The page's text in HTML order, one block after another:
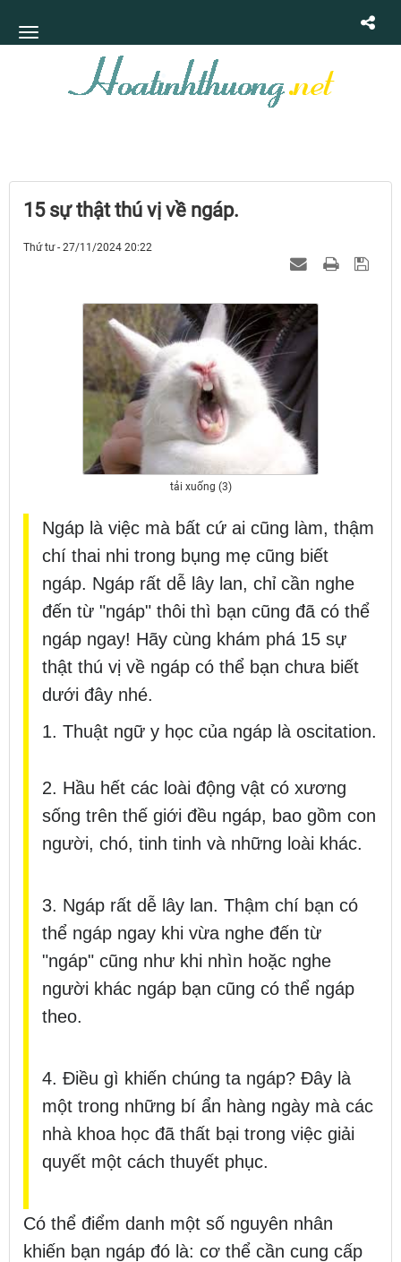
15 sự thật thú vị về ngáp.
Thứ tư - 27/11/2024 20:22
tải xuống (3)
Ngáp là việc mà bất cứ ai cũng làm, thậm
chí thai nhi trong bụng mẹ cũng biết
ngáp. Ngáp rất dễ lây lan, chỉ cần nghe
đến từ "ngáp" thôi thì bạn cũng đã có thể
ngáp ngay! Hãy cùng khám phá 15 sự
thật thú vị về ngáp có thể bạn chưa biết
dưới đây nhé.
1. Thuật ngữ y học của ngáp là oscitation.
2. Hầu hết các loài động vật có xương
sống trên thế giới đều ngáp, bao gồm con
người, chó, tinh tinh và những loài khác.
3. Ngáp rất dễ lây lan. Thậm chí bạn có
thể ngáp ngay khi vừa nghe đến từ
"ngáp" cũng như khi nhìn hoặc nghe
người khác ngáp bạn cũng có thể ngáp
theo.
4. Điều gì khiến chúng ta ngáp? Đây là
một trong những bí ẩn hàng ngày mà các
nhà khoa học đã thất bại trong việc giải
quyết một cách thuyết phục.
Có thể điểm danh một số nguyên nhân
khiến bạn ngáp đó là: cơ thể cần cung cấp